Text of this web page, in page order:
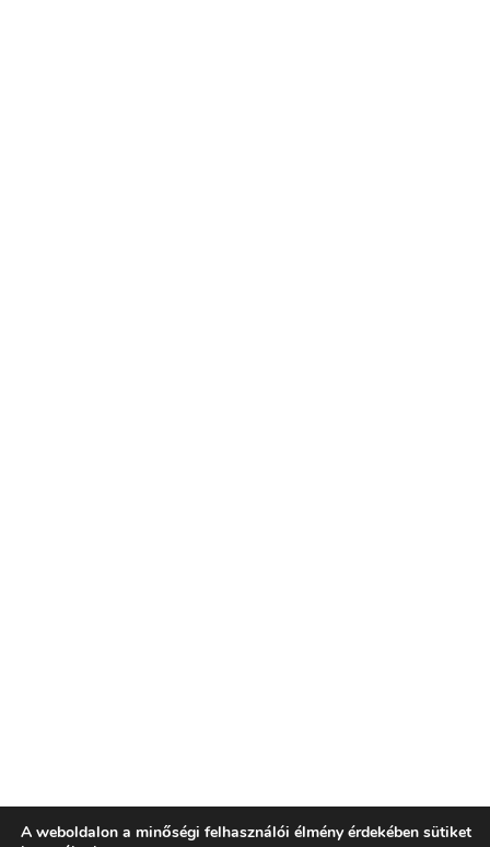
A weboldalon a minőségi felhasználói élmény érdekében sütiket